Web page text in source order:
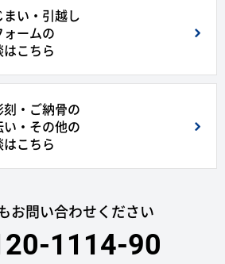
まい・引越し
ォームの
はこちら
刻・ご納骨の
い・その他の
はこちら
お問い合わせください
1114-90